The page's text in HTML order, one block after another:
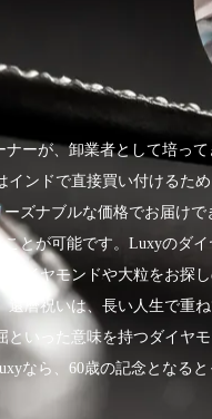
ーが、卸業者として培っ
ンドで直接買い付けるた
ズナブルな価格でお届け
とが可能です。Luxyのダ
イヤモンドや大粒をお探
暦祝いは、長い人生で重
いった意味を持つダイヤ
なら、60歳の記念となる